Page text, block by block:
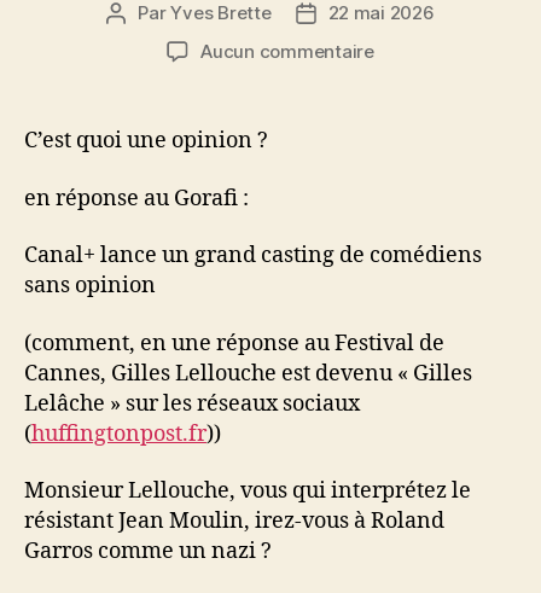
Auteur
l’article
ParYves Brette
Date22 mai 2026
Aucun commentairesur
C’est quoi une opinion ?
en réponse au Gorafi :
Canal+ lance un grand casting de comédiens
sans opinion⁠
(comment, en une réponse au Festival de
Cannes, Gilles Lellouche est devenu « Gilles
Lelâche » sur les réseaux sociaux
(huffingtonpost.fr))
Monsieur Lellouche, vous qui interprétez le
résistant Jean Moulin, irez-vous à Roland
Garros comme un nazi ?